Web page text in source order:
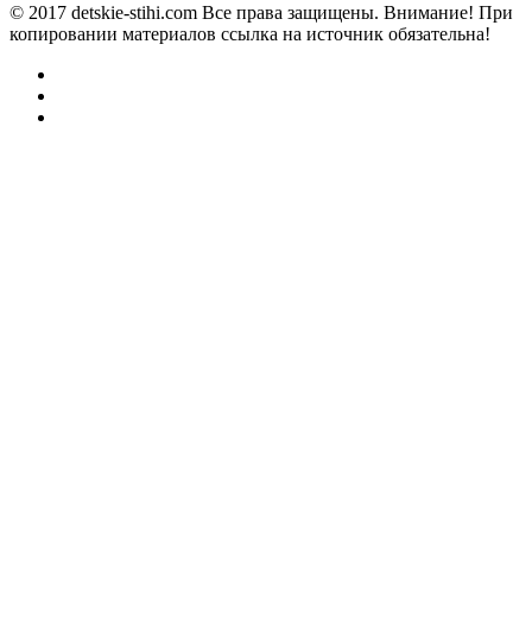
© 2017 detskie-stihi.com Все права защищены. Внимание! При
копировании материалов ссылка на источник обязательна!